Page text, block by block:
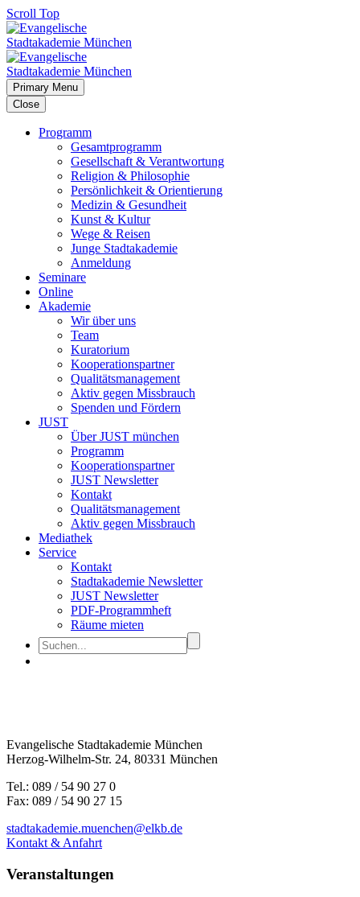
Scroll Top
Primary Menu
Close
Programm
Gesamtprogramm
Gesellschaft & Verantwortung
Religion & Philosophie
Persönlichkeit & Orientierung
Medizin & Gesundheit
Kunst & Kultur
Wege & Reisen
Junge Stadtakademie
Anmeldung
Seminare
Online
Akademie
Wir über uns
Team
Kuratorium
Kooperationspartner
Qualitätsmanagement
Aktiv gegen Missbrauch
Spenden und Fördern
JUST
Über JUST münchen
Programm
Kooperationspartner
JUST Newsletter
Kontakt
Qualitätsmanagement
Aktiv gegen Missbrauch
Mediathek
Service
Kontakt
Stadtakademie Newsletter
JUST Newsletter
PDF-Programmheft
Räume mieten
Evangelische Stadtakademie München
Herzog-Wilhelm-Str. 24, 80331 München
Tel.: 089 / 54 90 27 0
Fax: 089 / 54 90 27 15
stadtakademie.muenchen@elkb.de
Kontakt & Anfahrt
Veranstaltungen